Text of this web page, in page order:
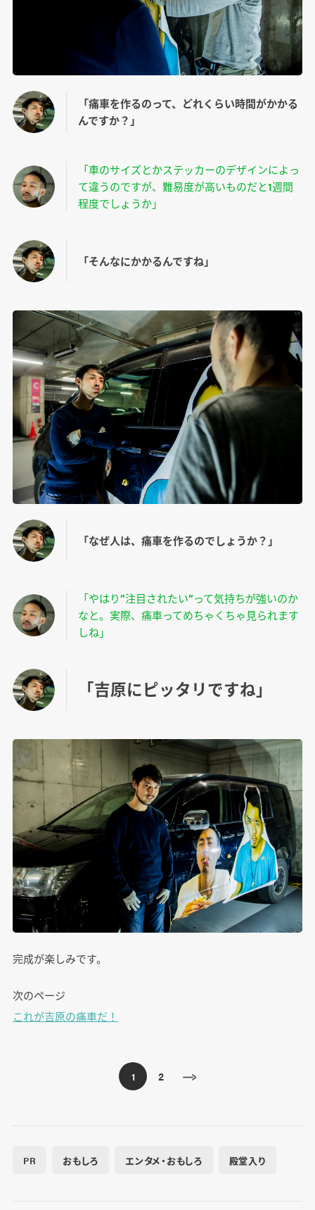
「痛車を作るのって、どれくらい時間がかかる
んですか？」
「車のサイズとかステッカーのデザインによっ
て違うのですが、難易度が高いものだと1週間
程度でしょうか」
「そんなにかかるんですね」
「なぜ人は、痛車を作るのでしょうか？」
「やはり”注目されたい”って気持ちが強いのか
なと。実際、痛車ってめちゃくちゃ見られます
しね」
「吉原にピッタリですね」
完成が楽しみです。
次のページ
これが吉原の痛車だ！
1 2
PR おもしろ エンタメ・おもしろ 殿堂入り